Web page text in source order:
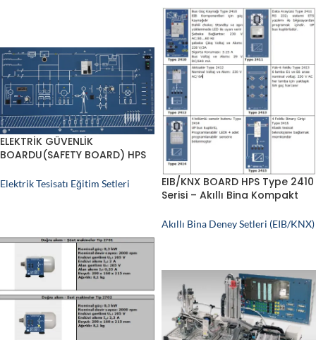
ELEKTRİK GÜVENLİK
BOARDU(SAFETY BOARD) HPS
Elektrik Tesisatı Eğitim Setleri
EIB/KNX BOARD HPS Type 2410
Serisi – Akıllı Bina Kompakt
Akıllı Bina Deney Setleri (EIB/KNX)